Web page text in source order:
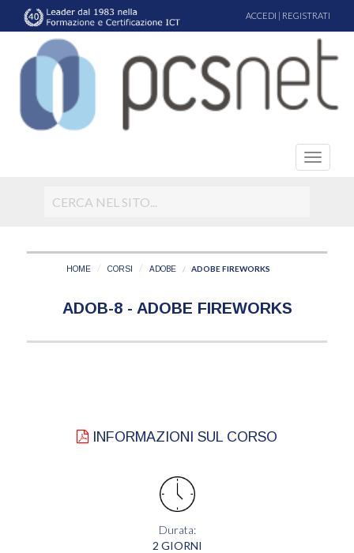
ACCEDI | REGISTRATI
HOME CORSI ADOBE ADOBE FIREWORKS
ADOB-8 - ADOBE FIREWORKS
INFORMAZIONI SUL CORSO
Durata:
2 GIORNI